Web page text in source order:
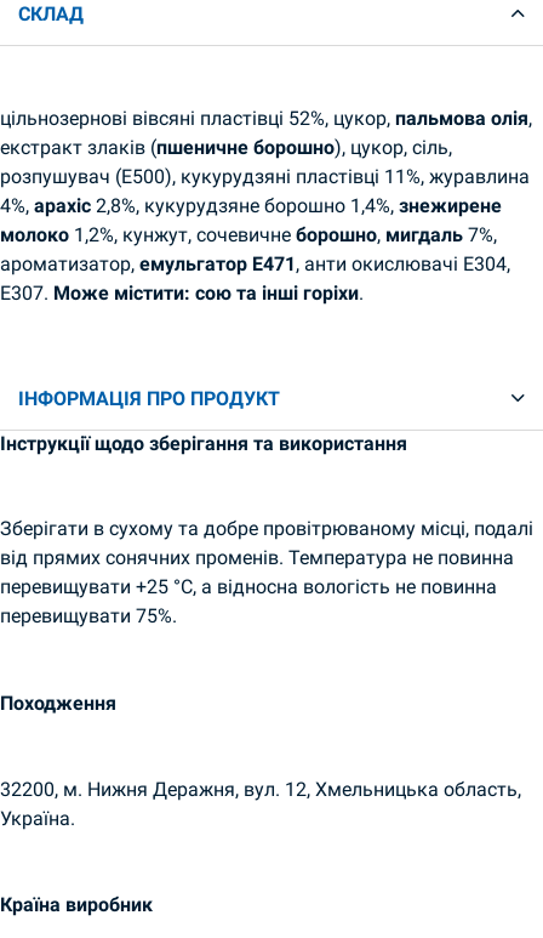
СКЛАД
цільнозернові вівсяні пластівці 52%, цукор, пальмова олія,
екстракт злаків (пшеничне борошно), цукор, сіль,
розпушувач (E500), кукурудзяні пластівці 11%, журавлина
4%, арахіс 2,8%, кукурудзяне борошно 1,4%, знежирене
молоко 1,2%, кунжут, сочевичне борошно, мигдаль 7%,
ароматизатор, емульгатор E471, анти окислювачі Е304,
Е307. Може містити: сою та інші горіхи.
ІНФОРМАЦІЯ ПРО ПРОДУКТ
Інструкції щодо зберігання та використання
Зберігати в сухому та добре провітрюваному місці, подалі
від прямих сонячних променів. Температура не повинна
перевищувати +25 °C, а відносна вологість не повинна
перевищувати 75%.
Походження
32200, м. Нижня Деражня, вул. 12, Хмельницька область,
Україна.
Країна виробник